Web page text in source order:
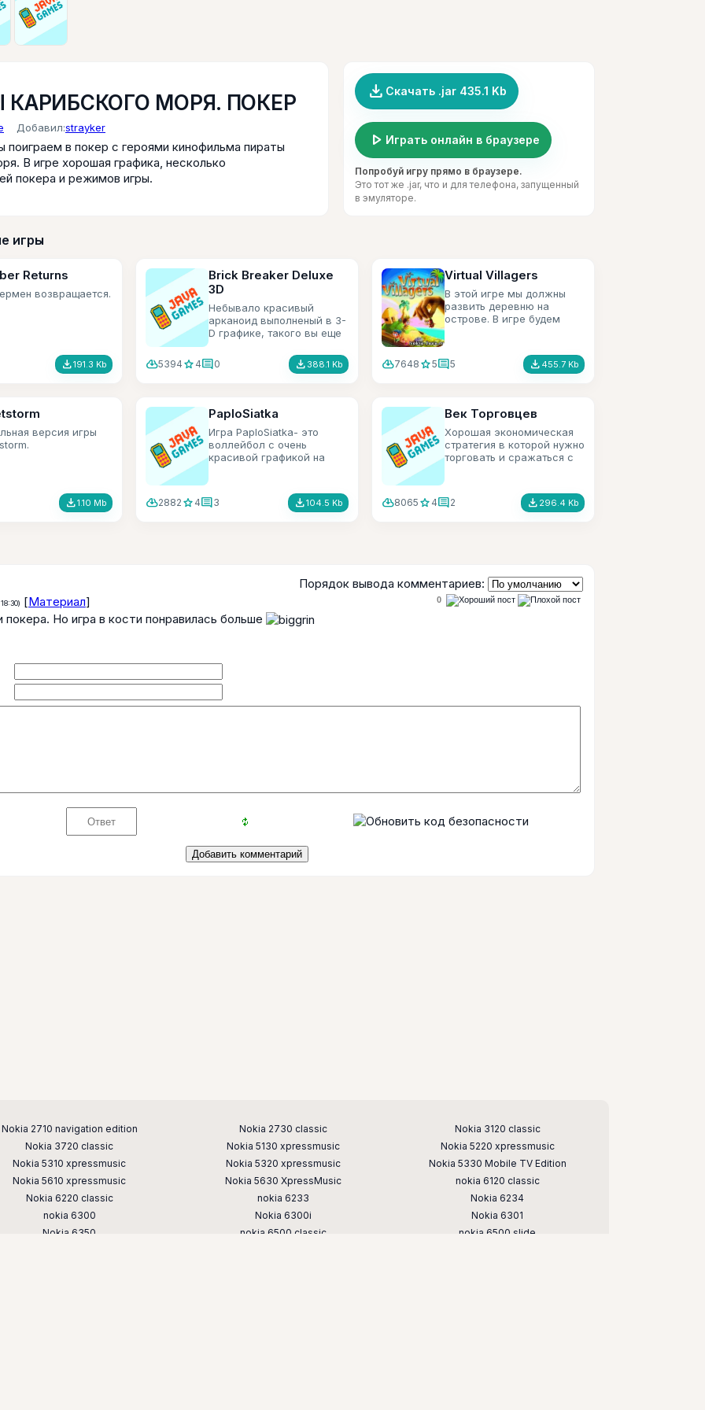
КАРИБСКОГО МОРЯ. ПОКЕР
Добавил:strayker
поиграем в покер с героями кинофильма пираты
В игре хорошая графика, несколько
покера и режимов игры.
file_download Скачать .jar 435.1 Kb
play_arrow Играть онлайн в браузере
Попробуй игру прямо в браузере.
Это тот же .jar, что и для телефона, запущенный
в эмуляторе.
игры
Returns
возвращается.
file_download191.3 Kb
Brick Breaker Deluxe
3D
Небывало красивый
арканоид выполненый в 3-
D графике, такого вы еще
большая разновидность
различных бонусов.
cloud_download5394 star 4comment0 file_download 388.1 Kb
Virtual Villagers
В этой игре мы должны
развить деревню на
острове. В игре будем
cloud_download7648 star5comment5 file_download 455.7 Kb
версия игры
file_download1.10 Mb
PaploSiatka
Игра PaploSiatka- это
воллейбол с очень
красивой графикой на
cloud_download2882 star 4comment3 file_download104.5 Kb
Век Торговцев
Хорошая экономическая
стратегия в которой нужно
торговать и сражаться с
cloud_download8065 star 4comment2 file_download 296.4 Kb
Порядок вывода комментариев:
0
[Материал]
покера. Но игра в кости понравилась больше
Nokia 2710 navigation edition Nokia 2730 classic
Nokia 3120 classic
Nokia 3720 classic Nokia 5130 xpressmusic
Nokia 5220 xpressmusic
Nokia 5310 xpressmusic Nokia 5320 xpressmusic
Nokia 5330 Mobile TV Edition
Nokia 5610 xpressmusic Nokia 5630 XpressMusic
nokia 6120 classic
Nokia 6220 classic nokia 6233
Nokia 6234
nokia 6300 Nokia 6300i
Nokia 6301
Nokia 6350 nokia 6500 classic
nokia 6500 slide